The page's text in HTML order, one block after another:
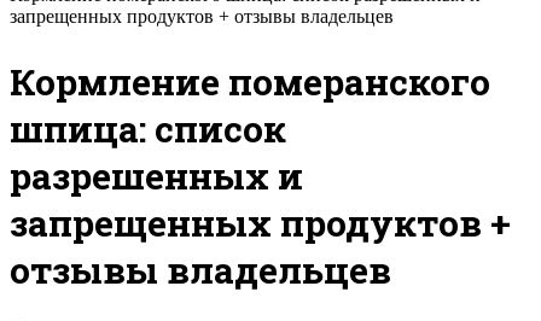
запрещенных продуктов + отзывы владельцев
Кормление померанского
шпица: список
разрешенных и
запрещенных продуктов +
отзывы владельцев